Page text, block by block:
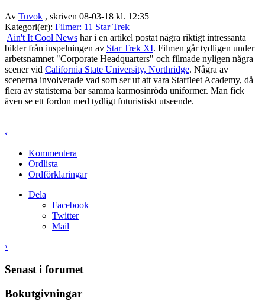
Av Tuvok , skriven 08-03-18 kl. 12:35
Kategori(er): Filmer: 11 Star Trek
Ain't It Cool News har i en artikel postat några riktigt intressanta
bilder från inspelningen av Star Trek XI. Filmen går tydligen under
arbetsnamnet "Corporate Headquarters" och filmade nyligen några
scener vid California State University, Northridge. Några av
scenerna involverade vad som ser ut att vara Starfleet Academy, då
flera av statisterna bar samma karmosinröda uniformer. Man fick
även se ett fordon med tydligt futuristiskt utseende.
‹
Kommentera
Ordlista
Ordförklaringar
Dela
Facebook
Twitter
Mail
›
Senast i forumet
Bokutgivningar